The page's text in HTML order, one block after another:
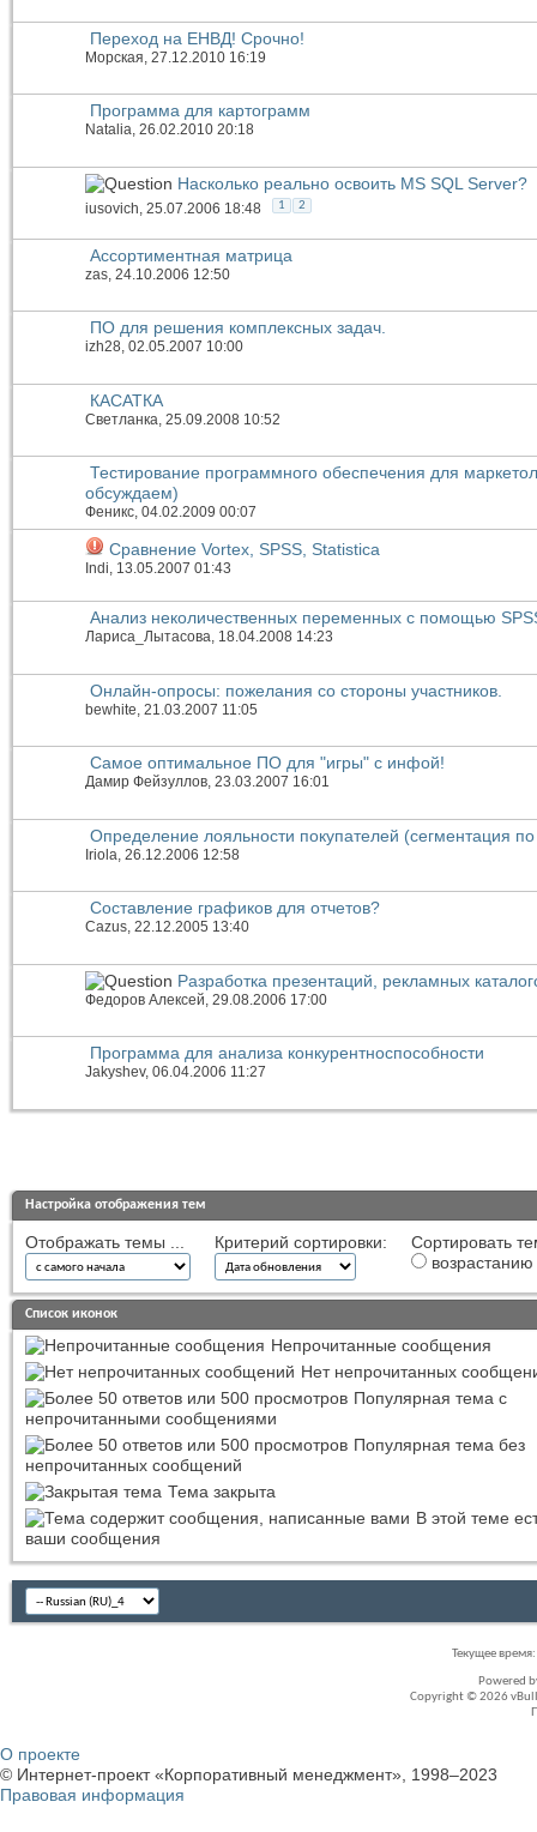
Переход на ЕНВД! Срочно!
Морская , 27.12.2010 16:19
Программа для картограмм
Natalia, 26.02.2010 20:18
Насколько реально освоить MS SQL Server?
iusovich , 25.07.2006 18:48 1 2
Ассортиментная матрица
zas, 24.10.2006 12:50
ПО для решения комплексных задач.
izh28, 02.05.2007 10:00
КАСАТКА
Светланка, 25.09.2008 10:52
Тестирование программного обеспечения для
обсуждаем)
Феникс, 04.02.2009 00:07
Сравнение Vortex, SPSS, Statistica
Indi, 13.05.2007 01:43
Анализ неколичественных переменных с помощью
Лариса_Лытасова, 18.04.2008 14:23
Онлайн-опросы: пожелания со стороны участников.
bewhite, 21.03.2007 11:05
Самое оптимальное ПО для "игры" с инфой!
Дамир Фейзуллов, 23.03.2007 16:01
Определение лояльности покупателей (сегментация
Iriola , 26.12.2006 12:58
Составление графиков для отчетов?
Cazus, 22.12.2005 13:40
Разработка презентаций, рекламных
Федоров Алексей , 29.08.2006 17:00
Программа для анализа конкурентноспособности
Jakyshev, 06.04.2006 11:27
Настройка отображения тем
Отображать темы ... Критерий сортировки:
Сортировать
возрастанию
Список иконок
Непрочитанные сообщения
Нет непрочитанных
Популярная тема с
непрочитанными сообщениями
Популярная тема без
непрочитанных сообщений
Тема закрыта
В этой теме
ваши сообщения
Текущее время:
Powered
Copyright © 2026
О проекте
© Интернет-проект «Корпоративный менеджмент», 1998–2023
Правовая информация